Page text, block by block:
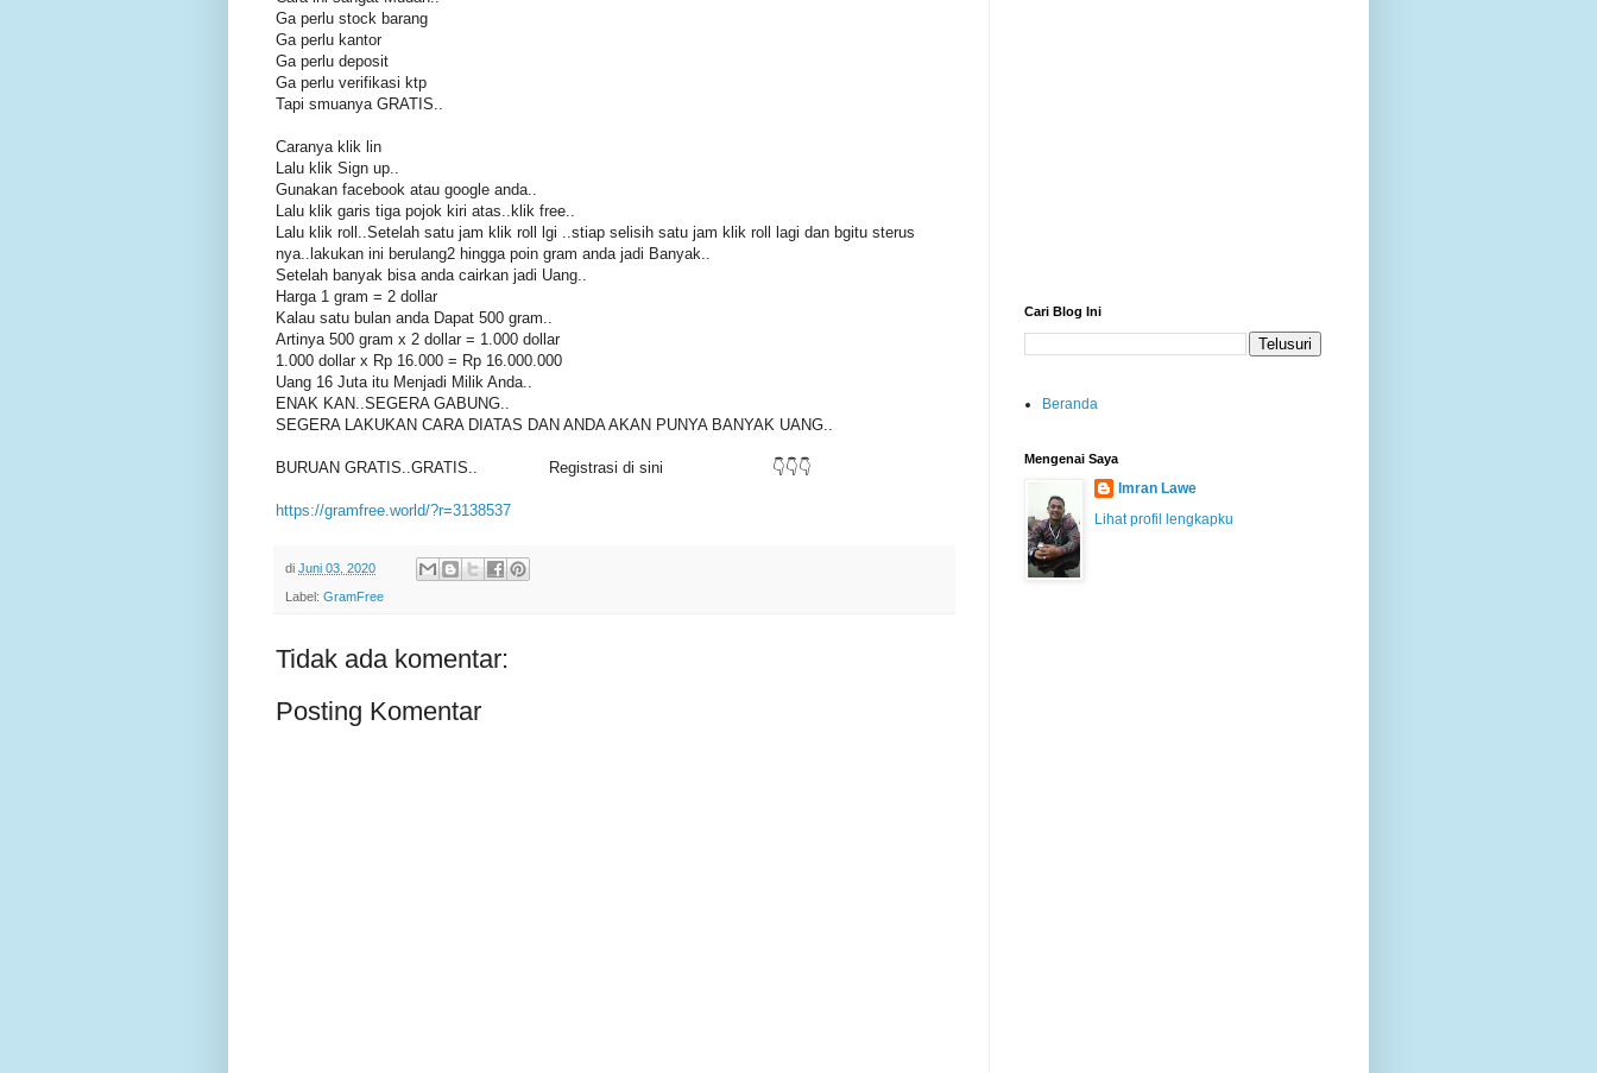
Ga perlu stock barang
Ga perlu kantor
Ga perlu deposit
Ga perlu verifikasi ktp
Tapi smuanya GRATIS..
Caranya klik lin
Lalu klik Sign up..
Gunakan facebook atau google anda..
Lalu klik garis tiga pojok kiri atas..klik free..
Lalu klik roll..Setelah satu jam klik roll lgi ..stiap selisih satu jam klik roll lagi dan bgitu sterus
nya..lakukan ini berulang2 hingga poin gram anda jadi Banyak..
Setelah banyak bisa anda cairkan jadi Uang..
Harga 1 gram = 2 dollar
Kalau satu bulan anda Dapat 500 gram..
Artinya 500 gram x 2 dollar = 1.000 dollar
1.000 dollar x Rp 16.000 = Rp 16.000.000
Uang 16 Juta itu Menjadi Milik Anda..
ENAK KAN..SEGERA GABUNG..
SEGERA LAKUKAN CARA DIATAS DAN ANDA AKAN PUNYA BANYAK UANG..
BURUAN GRATIS..GRATIS.. Registrasi di sini 👇👇👇
https://gramfree.world/?r=3138537
di Juni 03, 2020
Label: GramFree
Tidak ada komentar:
Posting Komentar
Cari Blog Ini
Beranda
Mengenai Saya
Imran Lawe
Lihat profil lengkapku